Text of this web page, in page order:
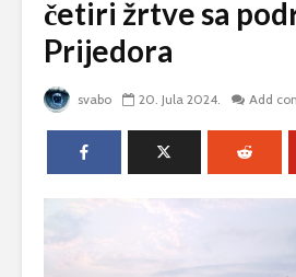
četiri žrtve sa
Prijedora
svabo 20. Jula 2024. Add